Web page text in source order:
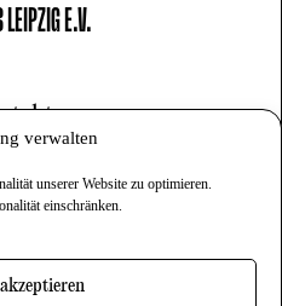
verwalten
unserer Website zu optimieren.
einschränken.
E.V.